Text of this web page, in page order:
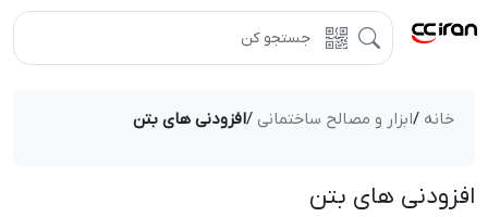
خانه /ابزار و مصالح ساختمانی /افزودنی های بتن
افزودنی های بتن